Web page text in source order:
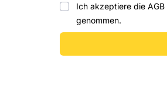
Ich akzeptiere die AGB
genommen.